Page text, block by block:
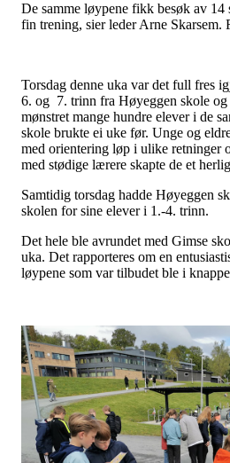
De samme løypene fikk besøk av
fin trening, sier leder Arne Skarsem.
Torsdag denne uka var det full fres
6. og 7. trinn fra Høyeggen skole
mønstret mange hundre elever i de
skole brukte ei uke før. Unge og
med orientering løp i ulike retninger
med stødige lærere skapte de et
Samtidig torsdag hadde Høyeggen
skolen for sine elever i 1.-4. trinn.
Det hele ble avrundet med Gimse
uka. Det rapporteres om en
løypene som var tilbudet ble i